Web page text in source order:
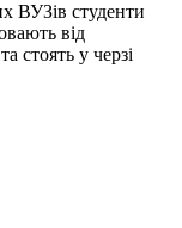
ВУЗів студенти
від
стоять у черзі